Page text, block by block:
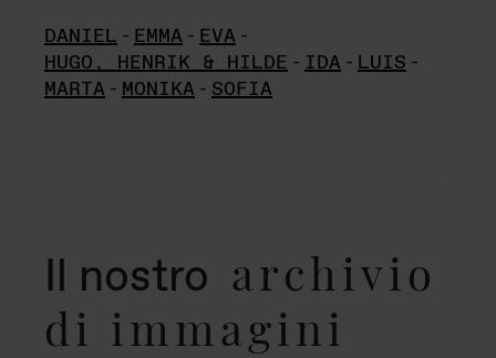
DANIEL - EMMA - EVA -
HUGO, HENRIK & HILDE - IDA - LUIS -
MARTA - MONIKA - SOFIA
Il nostro archivio
di immagini